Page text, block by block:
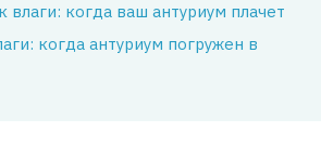
влаги: когда ваш антуриум плачет
когда антуриум погружен в